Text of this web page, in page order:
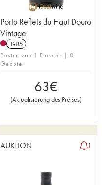
Porto Reflets du Haut Douro
Vintage
1985
Posten von 1 Flasche | 0
Gebote
63€
(Aktualisierung des Preises)
AUKTION 1